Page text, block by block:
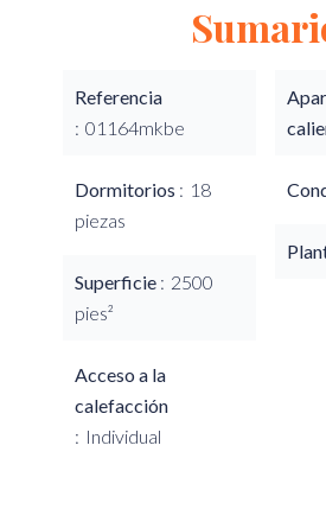
Referencia
01164mkbe
Dormitorios
18
piezas
Superficie
2500
pies²
Acceso a la
calefacción
Individual